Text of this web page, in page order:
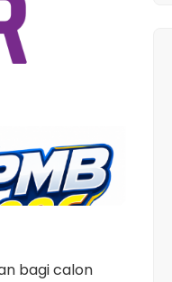
bagi calon